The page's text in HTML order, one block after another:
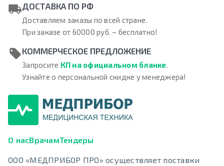
ДОСТАВКА ПО РФ
Доставляем заказы по всей стране.
При заказе от 60000 руб. – бесплатно!
КОММЕРЧЕСКОЕ ПРЕДЛОЖЕНИЕ
Запросите КП на официальном бланке.
Узнайте о персональной скидке у менеджера!
О насВрачамТендеры
ООО «МЕДПРИБОР ПРО» осуществляет поставки